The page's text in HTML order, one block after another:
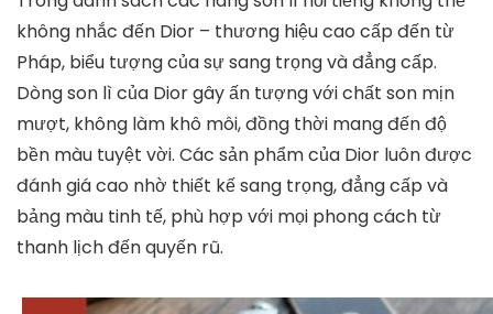
không nhắc đến Dior – thương hiệu cao cấp đến từ
Pháp, biểu tượng của sự sang trọng và đẳng cấp.
Dòng son lì của Dior gây ấn tượng với chất son mịn
mượt, không làm khô môi, đồng thời mang đến độ
bền màu tuyệt vời. Các sản phẩm của Dior luôn được
đánh giá cao nhờ thiết kế sang trọng, đẳng cấp và
bảng màu tinh tế, phù hợp với mọi phong cách từ
thanh lịch đến quyến rũ.